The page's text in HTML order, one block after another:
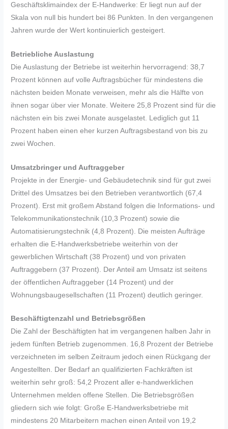
Geschäftsklimaindex der E-Handwerke: Er liegt nun auf der
Skala von null bis hundert bei 86 Punkten. In den vergangenen
Jahren wurde der Wert kontinuierlich gesteigert.
Betriebliche Auslastung
Die Auslastung der Betriebe ist weiterhin hervorragend: 38,7
Prozent können auf volle Auftragsbücher für mindestens die
nächsten beiden Monate verweisen, mehr als die Hälfte von
ihnen sogar über vier Monate. Weitere 25,8 Prozent sind für die
nächsten ein bis zwei Monate ausgelastet. Lediglich gut 11
Prozent haben einen eher kurzen Auftragsbestand von bis zu
zwei Wochen.
Umsatzbringer und Auftraggeber
Projekte in der Energie- und Gebäudetechnik sind für gut zwei
Drittel des Umsatzes bei den Betrieben verantwortlich (67,4
Prozent). Erst mit großem Abstand folgen die Informations- und
Telekommunikationstechnik (10,3 Prozent) sowie die
Automatisierungstechnik (4,8 Prozent). Die meisten Aufträge
erhalten die E-Handwerksbetriebe weiterhin von der
gewerblichen Wirtschaft (38 Prozent) und von privaten
Auftraggebern (37 Prozent). Der Anteil am Umsatz ist seitens
der öffentlichen Auftraggeber (14 Prozent) und der
Wohnungsbaugesellschaften (11 Prozent) deutlich geringer.
Beschäftigtenzahl und Betriebsgrößen
Die Zahl der Beschäftigten hat im vergangenen halben Jahr in
jedem fünften Betrieb zugenommen. 16,8 Prozent der Betriebe
verzeichneten im selben Zeitraum jedoch einen Rückgang der
Angestellten. Der Bedarf an qualifizierten Fachkräften ist
weiterhin sehr groß: 54,2 Prozent aller e-handwerklichen
Unternehmen melden offene Stellen. Die Betriebsgrößen
gliedern sich wie folgt: Große E-Handwerksbetriebe mit
mindestens 20 Mitarbeitern machen einen Anteil von 19,2